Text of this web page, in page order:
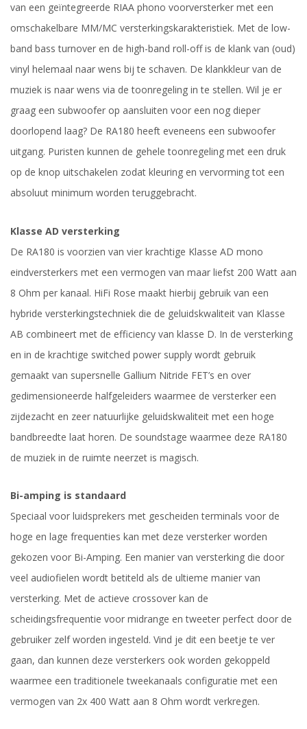
van een geïntegreerde RIAA phono voorversterker met een
omschakelbare MM/MC versterkingskarakteristiek. Met de low-
band bass turnover en de high-band roll-off is de klank van (oud)
vinyl helemaal naar wens bij te schaven. De klankkleur van de
muziek is naar wens via de toonregeling in te stellen. Wil je er
graag een subwoofer op aansluiten voor een nog dieper
doorlopend laag? De RA180 heeft eveneens een subwoofer
uitgang. Puristen kunnen de gehele toonregeling met een druk
op de knop uitschakelen zodat kleuring en vervorming tot een
absoluut minimum worden teruggebracht.
Klasse AD versterking
De RA180 is voorzien van vier krachtige Klasse AD mono
eindversterkers met een vermogen van maar liefst 200 Watt aan
8 Ohm per kanaal. HiFi Rose maakt hierbij gebruik van een
hybride versterkingstechniek die de geluidskwaliteit van Klasse
AB combineert met de efficiency van klasse D. In de versterking
en in de krachtige switched power supply wordt gebruik
gemaakt van supersnelle Gallium Nitride FET’s en over
gedimensioneerde halfgeleiders waarmee de versterker een
zijdezacht en zeer natuurlijke geluidskwaliteit met een hoge
bandbreedte laat horen. De soundstage waarmee deze RA180
de muziek in de ruimte neerzet is magisch.
Bi-amping is standaard
Speciaal voor luidsprekers met gescheiden terminals voor de
hoge en lage frequenties kan met deze versterker worden
gekozen voor Bi-Amping. Een manier van versterking die door
veel audiofielen wordt betiteld als de ultieme manier van
versterking. Met de actieve crossover kan de
scheidingsfrequentie voor midrange en tweeter perfect door de
gebruiker zelf worden ingesteld. Vind je dit een beetje te ver
gaan, dan kunnen deze versterkers ook worden gekoppeld
waarmee een traditionele tweekanaals configuratie met een
vermogen van 2x 400 Watt aan 8 Ohm wordt verkregen.